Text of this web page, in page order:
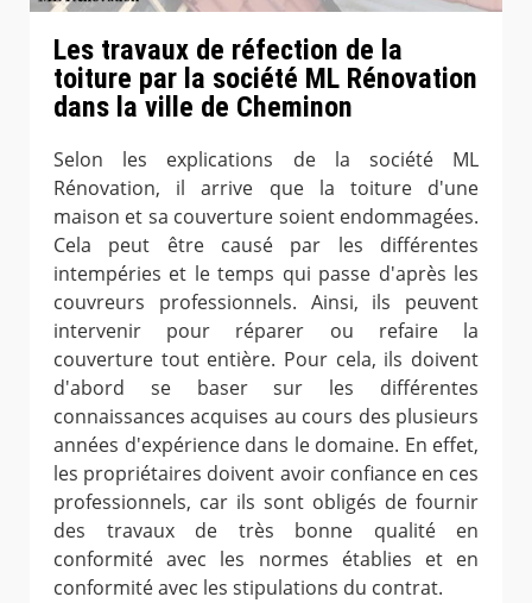
Les travaux de réfection de la
toiture par la société ML Rénovation
dans la ville de Cheminon
Selon les explications de la société ML
Rénovation, il arrive que la toiture d'une
maison et sa couverture soient endommagées.
Cela peut être causé par les différentes
intempéries et le temps qui passe d'après les
couvreurs professionnels. Ainsi, ils peuvent
intervenir pour réparer ou refaire la
couverture tout entière. Pour cela, ils doivent
d'abord se baser sur les différentes
connaissances acquises au cours des plusieurs
années d'expérience dans le domaine. En effet,
les propriétaires doivent avoir confiance en ces
professionnels, car ils sont obligés de fournir
des travaux de très bonne qualité en
conformité avec les normes établies et en
conformité avec les stipulations du contrat.